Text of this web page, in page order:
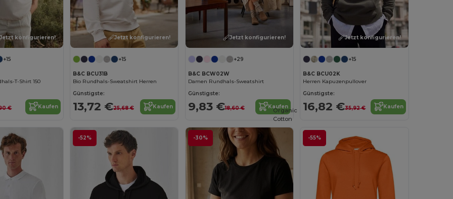
konfigurieren!
+15
T-Shirt 150
€ Kaufen
Jetzt konfigurieren!
+15
B&C BCU31B
Bio Rundhals-Sweatshirt Herren
Günstigste:
13,72 €25,68 € Kaufen
Jetzt konfigurieren!
+29
B&C BCW02W
Damen Rundhals-Sweatshirt
Günstigste:
9,83 €18,60 € Kaufen
Jetzt konfigurieren!
+15
B&C BCU02K
Herren Kapuzenpullover
Günstigste:
16,82 €35,92 € Kaufen
-52% -30% -55%
Organic
Cotton